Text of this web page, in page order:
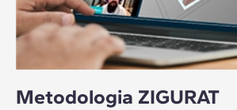
Metodologia ZIGURAT